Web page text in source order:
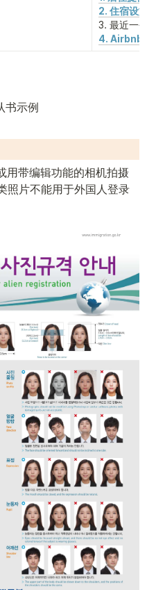
2. 住宿设施
3. 最近一个
4. Airbnb
书示例
用带编辑功能的相机拍摄
照片不能用于外国人登录